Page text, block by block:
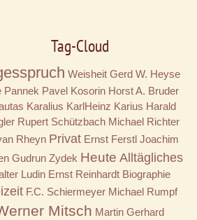
Tag-Cloud
Weisheit Gerd W. Heyse
Pannek Pavel Kosorin Horst A. Bruder
Karalius KarlHeinz Karius Harald
Rupert Schützbach Michael Richter
Rheyn Privat Ernst Ferstl Joachim
Gudrun Zydek Heute Alltägliches
Ludin Ernst Reinhardt Biographie
F.C. Schiermeyer Michael Rumpf
Mitsch Martin Gerhard